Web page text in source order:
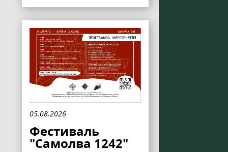
05.08.2026
Фестиваль
"Самолва 1242"